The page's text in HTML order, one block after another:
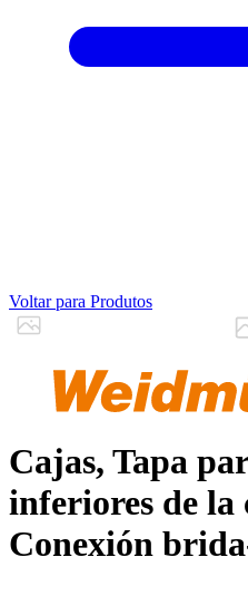
Voltar para Produtos
Cajas, Tapa
inferiores de la
Conexión